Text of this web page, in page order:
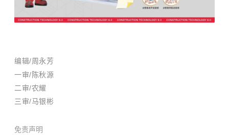
编辑/周永芳
一审/陈秋源
二审/农耀
三审/马银彬
免责声明